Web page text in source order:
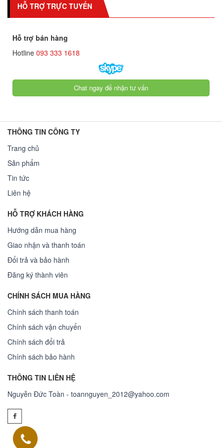
HỖ TRỢ TRỰC TUYẾN
Hỗ trợ bán hàng
Hotline 093 333 1618
Chat ngay để nhận tư vấn
THÔNG TIN CÔNG TY
Trang chủ
Sản phẩm
Tin tức
Liên hệ
HỖ TRỢ KHÁCH HÀNG
Hướng dẫn mua hàng
Giao nhận và thanh toán
Đổi trả và bảo hành
Đăng ký thành viên
CHÍNH SÁCH MUA HÀNG
Chính sách thanh toán
Chính sách vận chuyển
Chính sách đổi trả
Chính sách bảo hành
THÔNG TIN LIÊN HỆ
Nguyễn Đức Toàn - toannguyen_2012@yahoo.com